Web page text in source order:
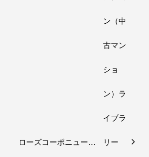
ローズコーポニュー…